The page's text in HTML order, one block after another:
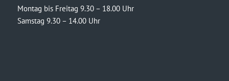
Montag bis Freitag 9.30 – 18.00 Uhr
Samstag 9.30 – 14.00 Uhr